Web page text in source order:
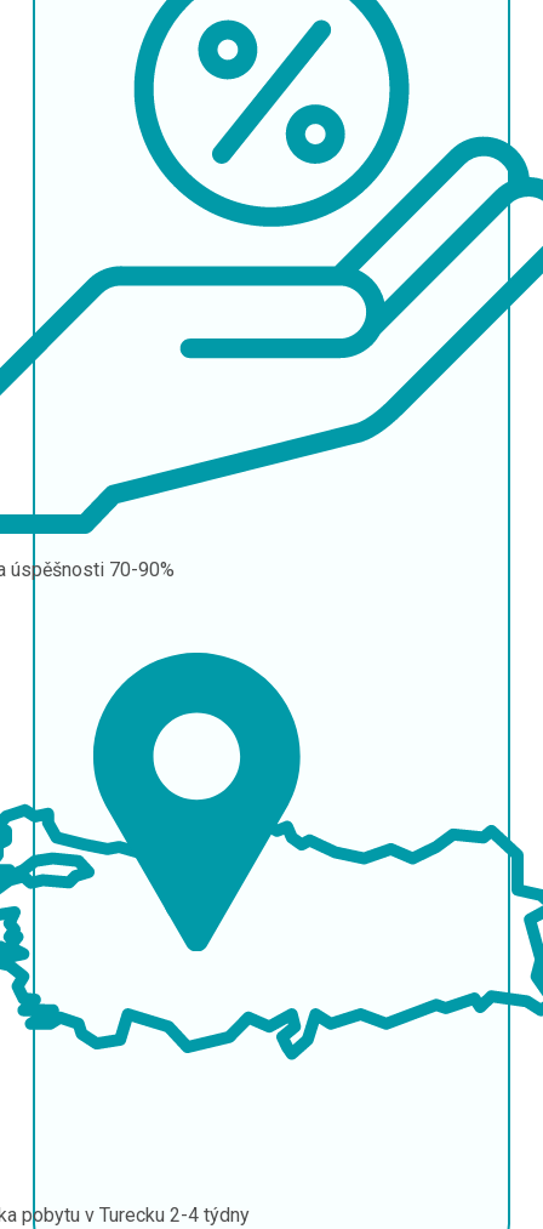
úspěšnosti 70-90%
pobytu v Turecku 2-4 týdny